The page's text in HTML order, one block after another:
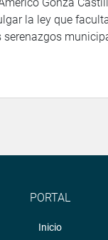
la ley que
serenazgos
PORTAL
Inicio